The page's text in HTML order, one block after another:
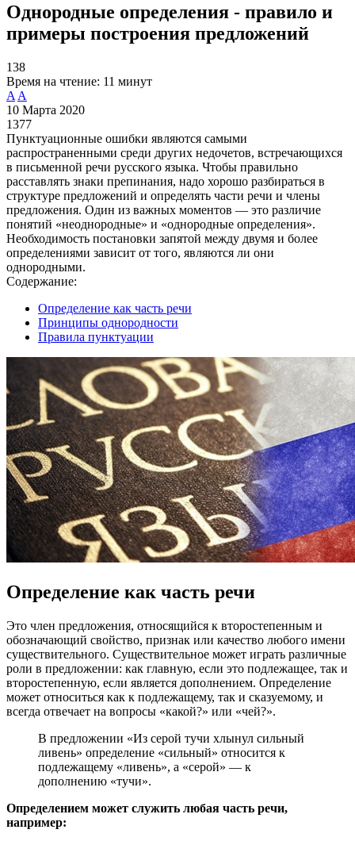
Однородные определения - правило и
примеры построения предложений
138
Время на чтение: 11 минут
A A
10 Марта 2020
1377
Пунктуационные ошибки являются самыми
распространенными среди других недочетов, встречающихся
в письменной речи русского языка. Чтобы правильно
расставлять знаки препинания, надо хорошо разбираться в
структуре предложений и определять части речи и члены
предложения. Один из важных моментов — это различие
понятий «неоднородные» и «однородные определения».
Необходимость постановки запятой между двумя и более
определениями зависит от того, являются ли они
однородными.
Содержание:
Определение как часть речи
Принципы однородности
Правила пунктуации
Определение как часть речи
Это член предложения, относящийся к второстепенным и
обозначающий свойство, признак или качество любого имени
существительного. Существительное может играть различные
роли в предложении: как главную, если это подлежащее, так и
второстепенную, если является дополнением. Определение
может относиться как к подлежащему, так и сказуемому, и
всегда отвечает на вопросы «какой?» или «чей?».
В предложении «Из серой тучи хлынул сильный
ливень» определение «сильный» относится к
подлежащему «ливень», а «серой» — к
дополнению «тучи».
Определением может служить любая часть речи,
например: